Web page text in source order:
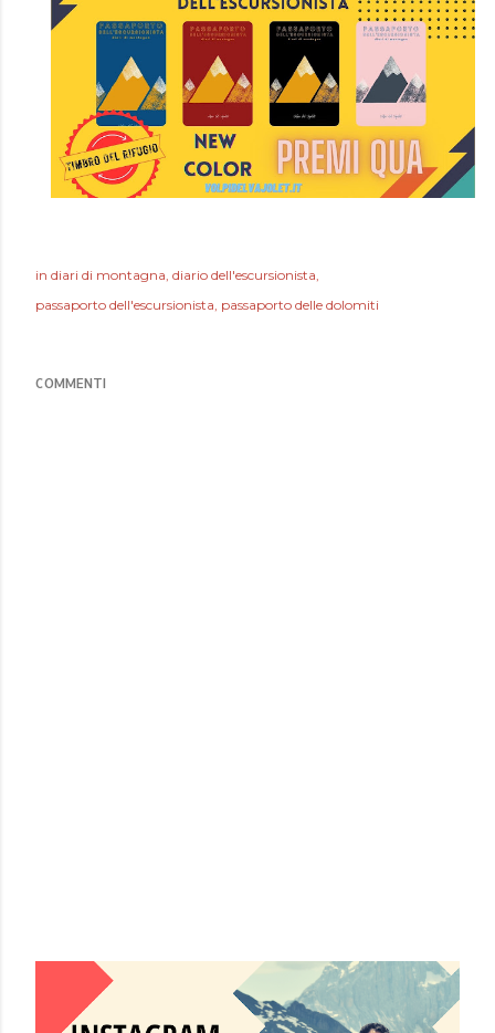
in diari di montagna diario dell'escursionista
passaporto dell'escursionista passaporto delle dolomiti
COMMENTI